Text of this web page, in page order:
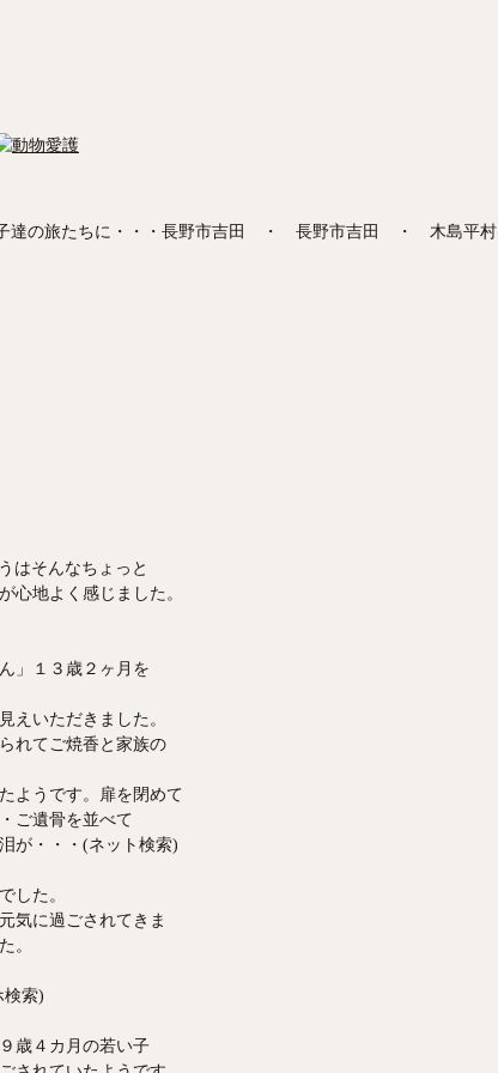
達の旅たちに・・・長野市吉田 ・ 長野市吉田 ・ 木島平村
はそんなちょっと
心地よく感じました。
」１３歳２ヶ月を
えいただきました。
れてご焼香と家族の
ようです。扉を閉めて
ご遺骨を並べて
が・・・(ネット検索)
した。
気に過ごされてきま
。
検索)
歳４カ月の若い子